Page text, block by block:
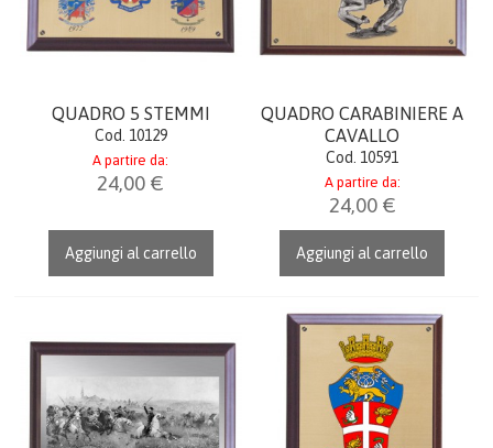
QUADRO 5 STEMMI
Cod. 10129
A partire da:
24,00 €
Aggiungi al carrello
QUADRO CARABINIERE A
CAVALLO
Cod. 10591
A partire da:
24,00 €
Aggiungi al carrello